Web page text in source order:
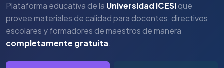
Plataforma educativa de la Universidad ICESIque
provee materiales de calidad para docentes, directivos
escolares y formadores de maestros de manera
completamente gratuita.